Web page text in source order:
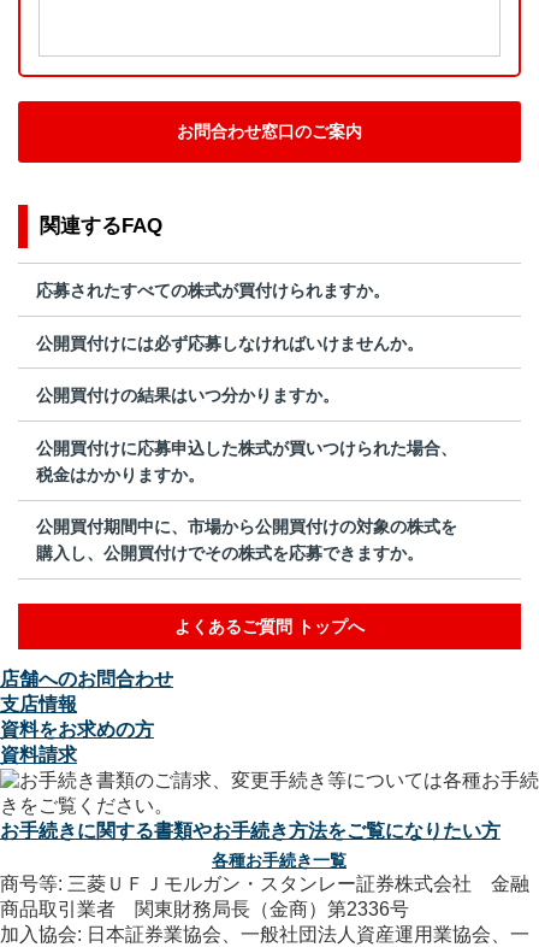
お問合わせ窓口のご案内
関連するFAQ
応募されたすべての株式が買付けられますか。
公開買付けには必ず応募しなければいけませんか。
公開買付けの結果はいつ分かりますか。
公開買付けに応募申込した株式が買いつけられた場合、
税金はかかりますか。
公開買付期間中に、市場から公開買付けの対象の株式を
購入し、公開買付けでその株式を応募できますか。
よくあるご質問 トップへ
店舗へのお問合わせ
支店情報
資料をお求めの方
資料請求
お手続きに関する書類やお手続き方法をご覧になりたい方
各種お手続き一覧
商号等: 三菱ＵＦＪモルガン・スタンレー証券株式会社 金融
商品取引業者 関東財務局長（金商）第2336号
加入協会: 日本証券業協会、一般社団法人資産運用業協会、一